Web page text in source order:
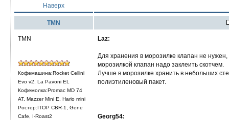
Наверх
TMN
TMN
Кофемашина:Rocket Cellini
Evo v2, La Pavoni EL
Кофемолка:Promac MD 74
AT, Mazzer Mini E, Hario mini
Ростер:ITOP CBR-1, Gene
Cafe, I-Roast2
Laz:
Для хранения в морозилке клапан не
морозилкой клапан надо заклеить скотчем.
Лучше в морозилке хранить в небольших
полиэтиленовый пакет.
Georg54: